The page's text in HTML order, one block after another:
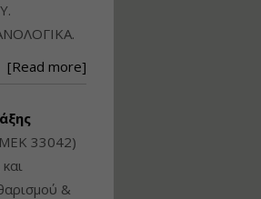
[Read more]
33042)
&
Πολεοδομικού
Σχεδιασμού Εντός
Ορίων Πόλεων και
Οικισμών και Εκτός
από: €145.00
8 ώρες